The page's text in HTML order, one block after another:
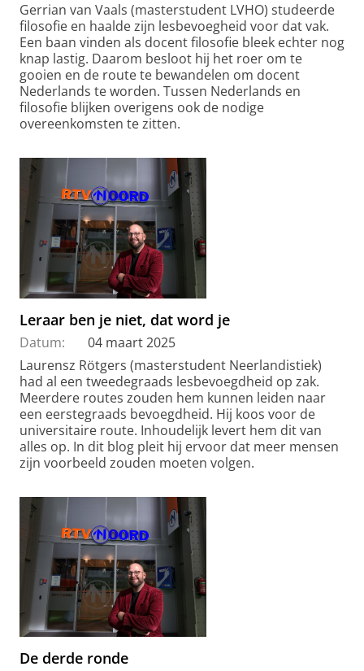
Gerrian van Vaals (masterstudent LVHO) studeerde
filosofie en haalde zijn lesbevoegheid voor dat vak.
Een baan vinden als docent filosofie bleek echter nog
knap lastig. Daarom besloot hij het roer om te
gooien en de route te bewandelen om docent
Nederlands te worden. Tussen Nederlands en
filosofie blijken overigens ook de nodige
overeenkomsten te zitten.
Leraar ben je niet, dat word je
Datum:
04 maart 2025
Laurensz Rötgers (masterstudent Neerlandistiek)
had al een tweedegraads lesbevoegdheid op zak.
Meerdere routes zouden hem kunnen leiden naar
een eerstegraads bevoegdheid. Hij koos voor de
universitaire route. Inhoudelijk levert hem dit van
alles op. In dit blog pleit hij ervoor dat meer mensen
zijn voorbeeld zouden moeten volgen.
De derde ronde